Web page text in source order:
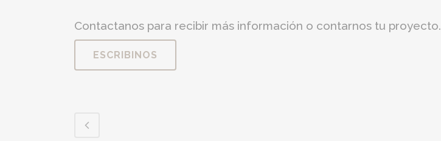
Contactanos para recibir más información o contarnos tu proyecto.
ESCRIBINOS